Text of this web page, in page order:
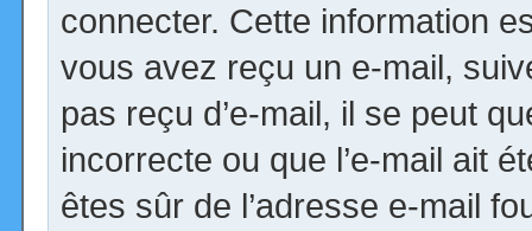
connecter. Cette information
vous avez reçu un e-mail,
pas reçu d’e-mail, il se peut
incorrecte ou que l’e-mail ait
êtes sûr de l’adresse e-mail